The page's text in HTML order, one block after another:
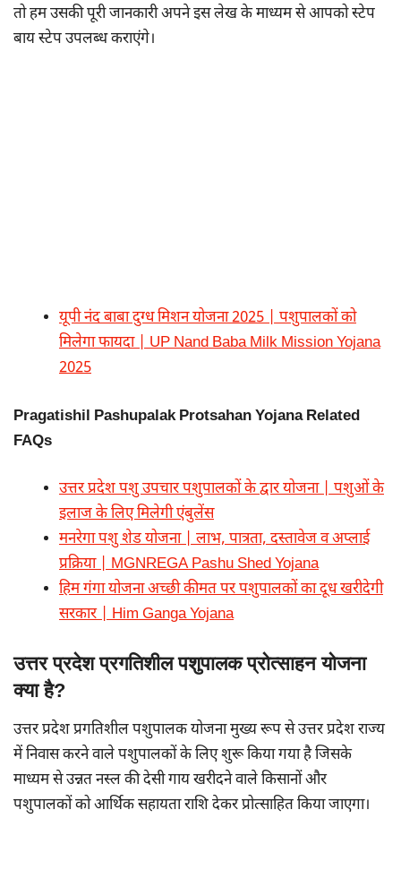
तो हम उसकी पूरी जानकारी अपने इस लेख के माध्यम से आपको स्टेप
बाय स्टेप उपलब्ध कराएंगे।
यूपी नंद बाबा दुग्ध मिशन योजना 2025 | पशुपालकों को
मिलेगा फायदा | UP Nand Baba Milk Mission Yojana
2025
Pragatishil Pashupalak Protsahan Yojana Related
FAQs
उत्तर प्रदेश पशु उपचार पशुपालकों के द्वार योजना | पशुओं के
इलाज के लिए मिलेगी एंबुलेंस
मनरेगा पशु शेड योजना | लाभ, पात्रता, दस्तावेज व अप्लाई
प्रक्रिया | MGNREGA Pashu Shed Yojana
हिम गंगा योजना अच्छी कीमत पर पशुपालकों का दूध खरीदेगी
सरकार | Him Ganga Yojana
उत्तर प्रदेश प्रगतिशील पशुपालक प्रोत्साहन योजना
क्या है?
उत्तर प्रदेश प्रगतिशील पशुपालक योजना मुख्य रूप से उत्तर प्रदेश राज्य
में निवास करने वाले पशुपालकों के लिए शुरू किया गया है जिसके
माध्यम से उन्नत नस्ल की देसी गाय खरीदने वाले किसानों और
पशुपालकों को आर्थिक सहायता राशि देकर प्रोत्साहित किया जाएगा।